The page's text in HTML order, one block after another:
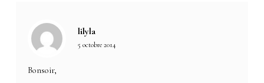
lilyla
5 octobre 2014
Bonsoir,